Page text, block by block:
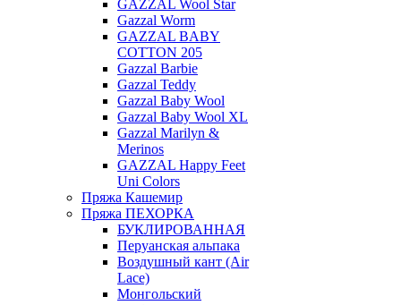
GAZZAL Wool Star
Gazzal Worm
GAZZAL BABY
COTTON 205
Gazzal Barbie
Gazzal Teddy
Gazzal Baby Wool
Gazzal Baby Wool XL
Gazzal Marilyn &
Merinos
GAZZAL Happy Feet
Uni Colors
Пряжа Кашемир
Пряжа ПЕХОРКА
БУКЛИРОВАННАЯ
Перуанская альпака
Воздушный кант (Air
Lace)
Монгольский